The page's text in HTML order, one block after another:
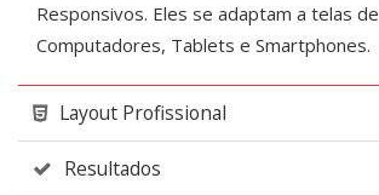
Responsivos. Eles se adaptam a telas de
Computadores, Tablets e Smartphones.
Layout Profissional
Resultados